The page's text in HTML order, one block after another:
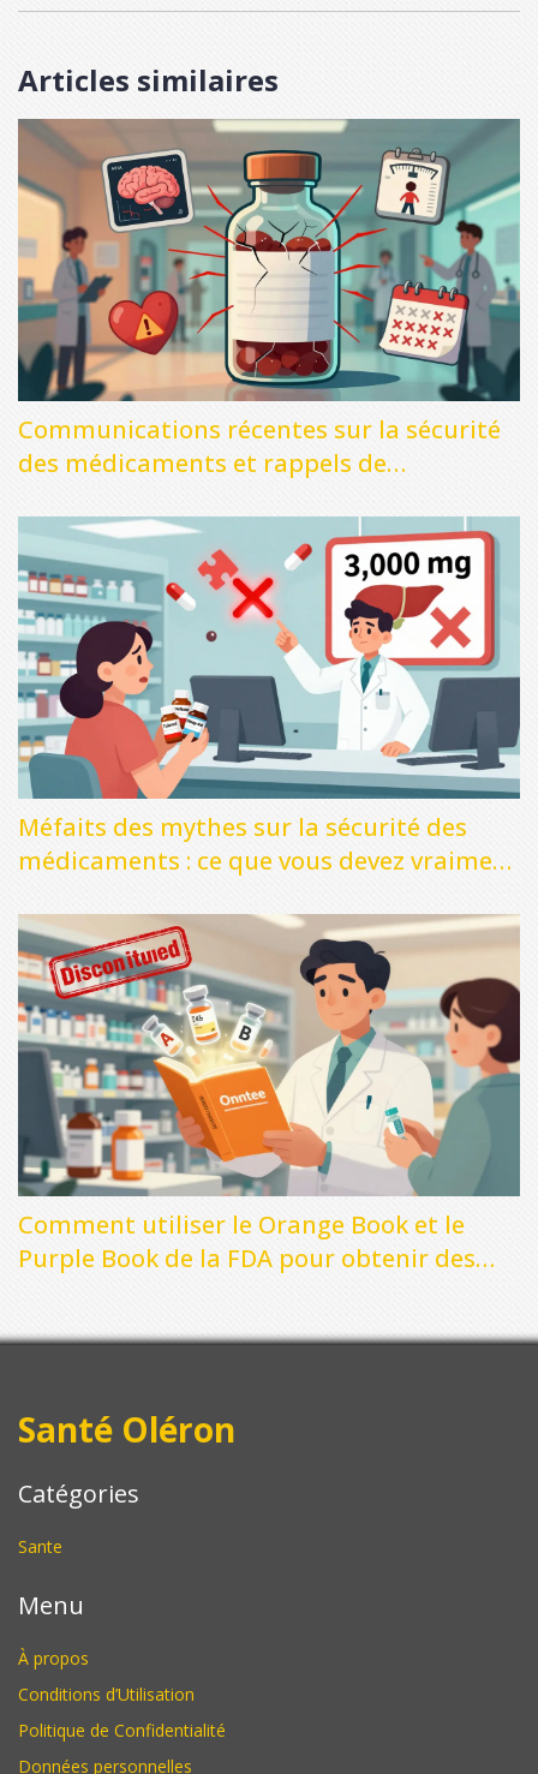
Articles similaires
Communications récentes sur la sécurité
des médicaments et rappels de
Méfaits des mythes sur la sécurité des
médicaments : ce que vous devez vraiment
Comment utiliser le Orange Book et le
Purple Book de la FDA pour obtenir des
Santé Oléron
Catégories
Sante
Menu
À propos
Conditions d’Utilisation
Politique de Confidentialité
Données personnelles